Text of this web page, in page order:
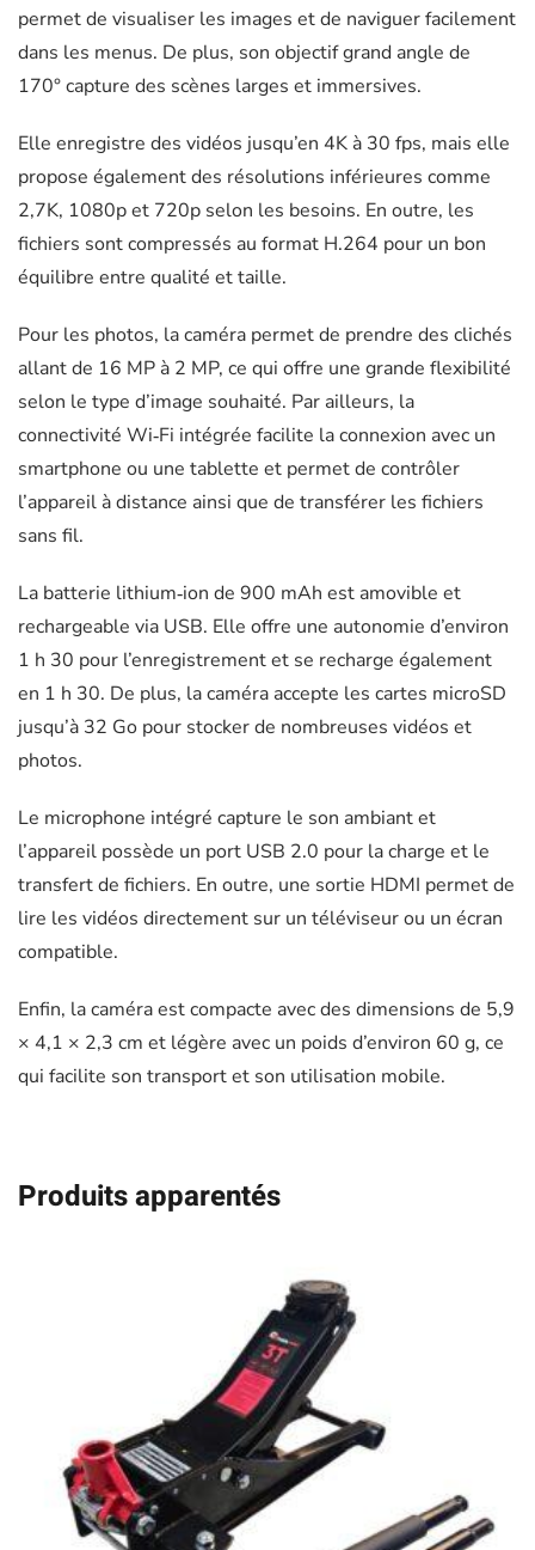
permet de visualiser les images et de naviguer facilement
dans les menus. De plus, son objectif grand angle de
170° capture des scènes larges et immersives.
Elle enregistre des vidéos jusqu’en 4K à 30 fps, mais elle
propose également des résolutions inférieures comme
2,7K, 1080p et 720p selon les besoins. En outre, les
fichiers sont compressés au format H.264 pour un bon
équilibre entre qualité et taille.
Pour les photos, la caméra permet de prendre des clichés
allant de 16 MP à 2 MP, ce qui offre une grande flexibilité
selon le type d’image souhaité. Par ailleurs, la
connectivité Wi‑Fi intégrée facilite la connexion avec un
smartphone ou une tablette et permet de contrôler
l’appareil à distance ainsi que de transférer les fichiers
sans fil.
La batterie lithium‑ion de 900 mAh est amovible et
rechargeable via USB. Elle offre une autonomie d’environ
1 h 30 pour l’enregistrement et se recharge également
en 1 h 30. De plus, la caméra accepte les cartes microSD
jusqu’à 32 Go pour stocker de nombreuses vidéos et
photos.
Le microphone intégré capture le son ambiant et
l’appareil possède un port USB 2.0 pour la charge et le
transfert de fichiers. En outre, une sortie HDMI permet de
lire les vidéos directement sur un téléviseur ou un écran
compatible.
Enfin, la caméra est compacte avec des dimensions de 5,9
× 4,1 × 2,3 cm et légère avec un poids d’environ 60 g, ce
qui facilite son transport et son utilisation mobile.
Produits apparentés